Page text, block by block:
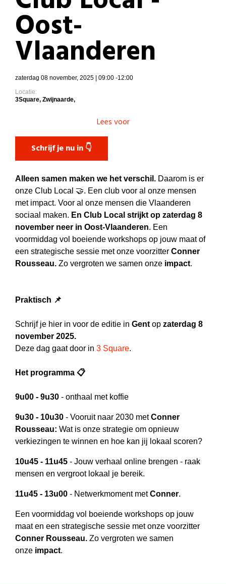
Oost-
Vlaanderen
zaterdag 08 november, 2025 | 09:00 -12:00
Locatie:
3Square, Zwijnaarde,
Lees voor
Schrijf je nu in 👇
Alleen samen maken we het verschil. Daarom is er
onze Club Local 🤝. Een club voor al onze mensen
met impact. Voor al onze mensen die Vlaanderen
sociaal maken. En Club Local strijkt op zaterdag 8
november neer in Oost-Vlaanderen. Een
voormiddag vol boeiende workshops op jouw maat of
een strategische sessie met onze voorzitter Conner
Rousseau. Zo vergroten we samen onze impact.
Praktisch 📌
Schrijf je hier in voor de editie in Gent opzaterdag 8
november 2025.
Deze dag gaat door in 3 Square.
Het programma 📋
9u00 - 9u30- onthaal met koffie
9u30 - 10u30 - Vooruit naar 2030 metConner
Rousseau: Wat is onze strategie om opnieuw
verkiezingen te winnen en hoe kan jij lokaal scoren?
10u45 - 11u45 - Jouw verhaal online brengen - raak
mensen en vergroot lokaal je bereik.
11u45 - 13u00 - Netwerkmoment metConner.
Een voormiddag vol boeiende workshops op jouw
maat en een strategische sessie met onze voorzitter
Conner Rousseau. Zo vergroten we samen
onze impact.